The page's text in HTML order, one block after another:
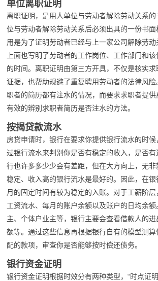
单位离职证明
离职证明，是用人单位与劳动者解除劳动关系
位与劳动者解除劳动关系后必须出具的一份书
用是为了证明劳动者已经与上一家公司解除劳
上面也写明了劳动者的工作岗位、工作部门和
的时间。离职证明由第三方开具，不仅是核实
证据，也帮助规避了重复聘用劳动者的法律风
职者的简历都有注水的情况，而要求求职者提
有效的辨别求职者简历是否注水的方法。
按揭贷款流水
房贷申请时，银行在要求你提供银行流水的时
过银行流水来判别你是否有稳定的收入，是否
行也许多多少少会有差距，但在大方向上，无
稳定、收入高的银行流水是最好的。因此，在
月的固定时间有较为稳定的入账。对于工薪阶
工资流水、每月的账户余额以及账户的日均余
主、个体户业主等，银行主要会查看借款人的
额等。通过这些信息再根据银行自有的模型测
配的款项，审查你是否能够按时偿还债务。
银行资金证明
银行资金证明根据时效分有两种类型，“时点证明